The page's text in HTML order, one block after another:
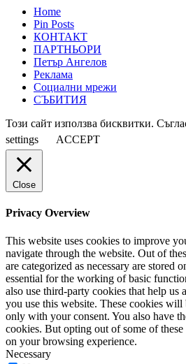
Home
Pin Posts
КОНТАКТ
ПАРТНЬОРИ
Петър Ангелов
Реклама
Социални мрежи
СЪБИТИЯ
Този сайт използва бисквитки.
settings
ACCEPT
Close
Privacy Overview
This website uses cookies to improve
navigate through the website. Out of
are categorized as necessary are stored
essential for the working of basic
also use third-party cookies that help us
you use this website. These cookies
only with your consent. You also have
cookies. But opting out of some of
on your browsing experience.
Necessary